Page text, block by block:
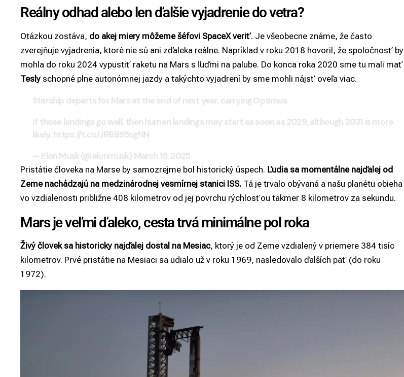
Reálny odhad alebo len ďalšie vyjadrenie do vetra?
Otázkou zostáva, do akej miery môžeme šéfovi SpaceX veriť. Je všeobecne známe, že často
zverejňuje vyjadrenia, ktoré nie sú ani zďaleka reálne. Napríklad v roku 2018 hovoril, že spoločnosť by
mohla do roku 2024 vypustiť raketu na Mars s ľuďmi na palube. Do konca roka 2020 sme tu mali mať
Tesly schopné plne autonómnej jazdy a takýchto vyjadrení by sme mohli nájsť oveľa viac.
Starship departs for Mars at the end of next year, carrying Optimus.
If those landings go well, then human landings may start as soon as 2029, although 2031 is more
likely. https://t.co/JRBB95sgNN
— Elon Musk (@elonmusk) March 15, 2025
Pristátie človeka na Marse by samozrejme bol historický úspech. Ľudia sa momentálne najďalej od
Zeme nachádzajú na medzinárodnej vesmírnej stanici ISS. Tá je trvalo obývaná a našu planétu obieha
vo vzdialenosti približne 408 kilometrov od jej povrchu rýchlosťou takmer 8 kilometrov za sekundu.
Mars je veľmi ďaleko, cesta trvá minimálne pol roka
Živý človek sa historicky najďalej dostal na Mesiac, ktorý je od Zeme vzdialený v priemere 384 tisíc
kilometrov. Prvé pristátie na Mesiaci sa udialo už v roku 1969, nasledovalo ďalších päť (do roku
1972).